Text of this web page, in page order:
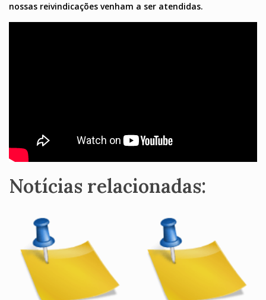
nossas reivindicações venham a ser atendidas.
Notícias relacionadas: